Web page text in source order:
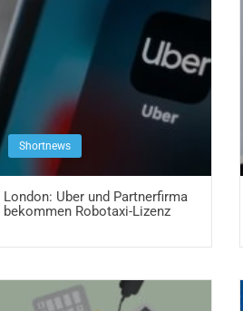
Shortnews
London: Uber und Partnerfirma
bekommen Robotaxi-Lizenz